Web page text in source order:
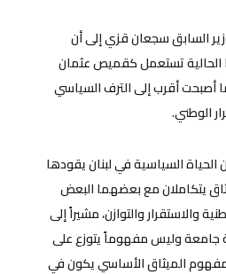
السابق سجعان قزي إلى أن
الحالية تستعمل كقميص عثمان
أصبحت أقرب إلى الترف السياسي
الوطني.
الحياة السياسية في لبنان يقودها
يتكاملان مع بعضهما البعض
والاستقرار والتوازن، مشيراً إلى
جامعة وليس مفهوماً يتوزع على
الميثاق الأساسي يكون في